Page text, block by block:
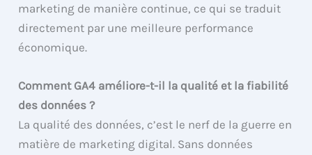
marketing de manière continue, ce qui se traduit
directement par une meilleure performance
économique.
Comment GA4 améliore-t-il la qualité et la fiabilité
des données ?
La qualité des données, c’est le nerf de la guerre en
matière de marketing digital. Sans données